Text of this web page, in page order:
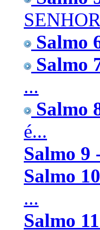
Salmo
Salmo
...
Salmo
é...
Salmo 9
Salmo
...
Salmo